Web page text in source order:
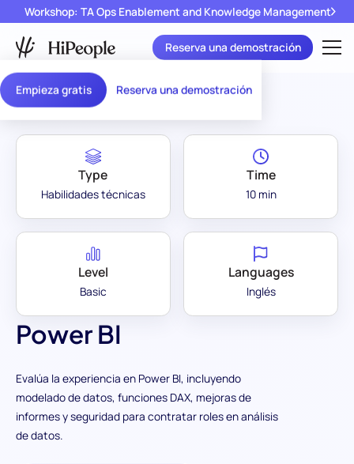
Empieza gratis Reserva una demostración
Workshop: TA Ops Enablement and Knowledge Management
Reserva una demostración
Assessment Library
Power BI
Evalúa la experiencia en Power BI, incluyendo
modelado de datos, funciones DAX, mejoras de
informes y seguridad para contratar roles en análisis
de datos.
Type
Habilidades técnicas
Time
10 min
Level
Basic
Languages
Inglés